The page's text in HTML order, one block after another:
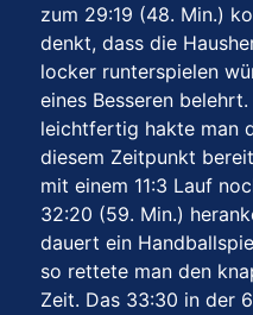
zum 29:19 (48. Min.)
denkt, dass die
locker runterspielen
eines Besseren
leichtfertig hakte man
diesem Zeitpunkt
mit einem 11:3 Lauf
32:20 (59. Min.)
dauert ein
so rettete man den
Zeit. Das 33:30 in der